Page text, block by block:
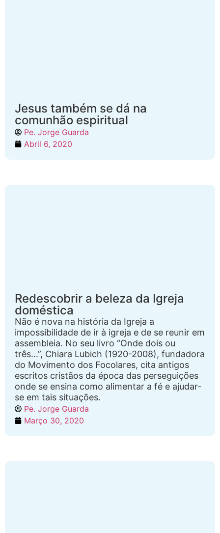
Jesus também se dá na
comunhão espiritual
Pe. Jorge Guarda
Abril 6, 2020
Redescobrir a beleza da Igreja
doméstica
Não é nova na história da Igreja a
impossibilidade de ir à igreja e de se reunir em
assembleia. No seu livro “Onde dois ou
três...”, Chiara Lubich (1920-2008), fundadora
do Movimento dos Focolares, cita antigos
escritos cristãos da época das perseguições
onde se ensina como alimentar a fé e ajudar-
se em tais situações.
Pe. Jorge Guarda
Março 30, 2020